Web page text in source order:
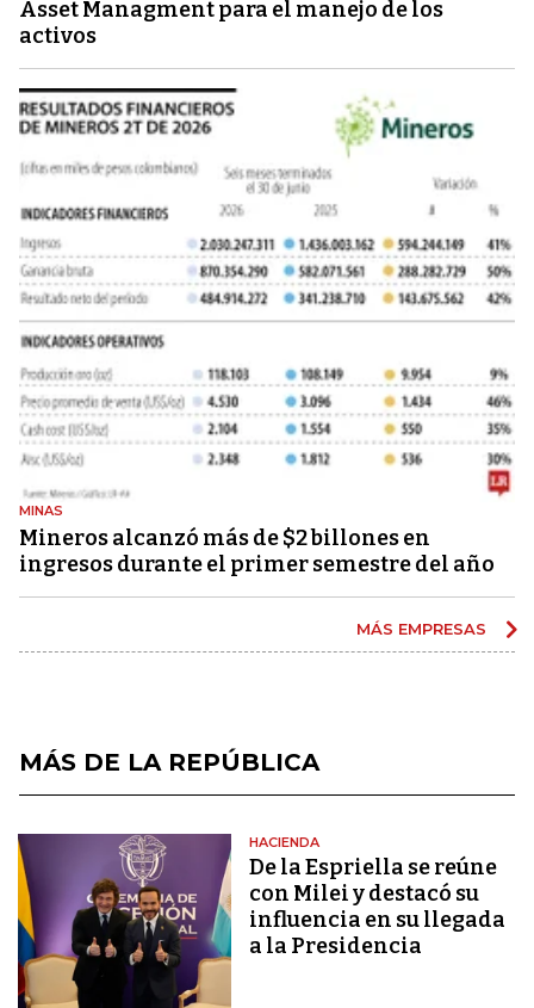
Asset Managment para el manejo de los
activos
MINAS
Mineros alcanzó más de $2 billones en
ingresos durante el primer semestre del año
MÁS EMPRESAS
MÁS DE LA REPÚBLICA
HACIENDA
De la Espriella se reúne
con Milei y destacó su
influencia en su llegada
a la Presidencia